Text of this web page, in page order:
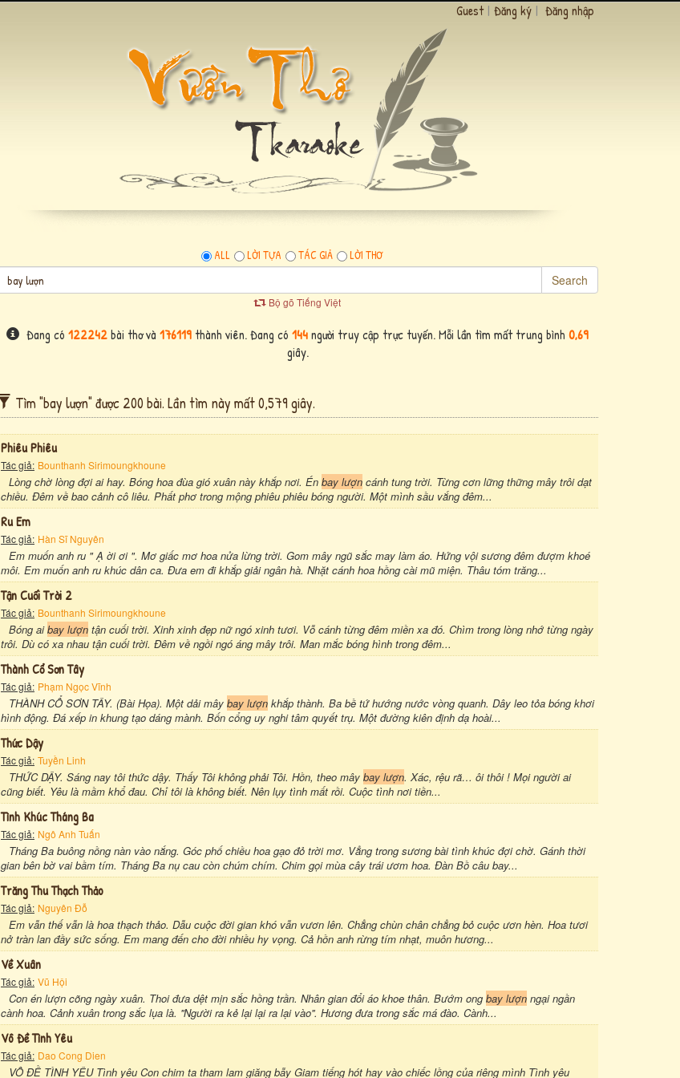
Guest | Đăng ký | Đăng nhập
ALL LỜI TỰA TÁC GIẢ LỜI THƠ
Search
Bộ gõ Tiếng Việt
Đang có 122242bài thơ và 176119 thành viên. Đang có 144người truy cập trực tuyến. Mỗi lần tìm mất trung bình 0,69
giây.
Tìm "bay lượn" được 200 bài. Lần tìm này mất 0,579 giây.
Phiêu Phiêu
Tác giả: Bounthanh Sirimoungkhoune
Lòng chờ lòng đợi ai hay. Bóng hoa đùa gió xuân này khắp nơi. Én bay lượn cánh tung trời. Từng cơn lững thững mây trôi dạt
chiều. Đêm về bao cảnh cô liêu. Phất phơ trong mộng phiêu phiêu bóng người. Một mình sầu vắng đêm...
Ru Em
Tác giả: Hàn Sĩ Nguyên
Em muốn anh ru " Ạ ời ơi ". Mơ giấc mơ hoa nửa lừng trời. Gom mây ngũ sắc may làm áo. Hứng vội sương đêm đượm khoé
môi. Em muốn anh ru khúc dân ca. Đưa em đi khắp giải ngân hà. Nhặt cánh hoa hồng cài mũ miện. Thâu tóm trăng...
Tận Cuối Trời 2
Tác giả: Bounthanh Sirimoungkhoune
Bóng aibay lượn tận cuối trời. Xinh xinh đẹp nữ ngó xinh tươi. Vỗ cánh từng đêm miền xa đó. Chìm trong lòng nhớ từng ngày
trôi. Dù có xa nhau tận cuối trời. Đêm về ngồi ngó áng mây trôi. Man mắc bóng hình trong đêm...
Thành Cổ Sơn Tây
Tác giả: Phạm Ngọc Vĩnh
THÀNH CỔ SƠN TÂY. (Bài Họa). Một dải mây bay lượn khắp thành. Ba bề tứ hướng nước vòng quanh. Dây leo tỏa bóng khơi
hình động. Đá xếp in khung tạo dáng mành. Bốn cổng uy nghi tâm quyết trụ. Một đường kiên định dạ hoài...
Thức Dậy
Tác giả: Tuyền Linh
THỨC DẬY. Sáng nay tôi thức dậy. Thấy Tôi không phải Tôi. Hồn, theo mây bay lượn. Xác, rệu rã… ôi thôi ! Mọi người ai
cũng biết. Yêu là mầm khổ đau. Chỉ tôi là không biết. Nên lụy tình mất rồi. Cuộc tình nơi tiền...
Tình Khúc Tháng Ba
Tác giả: Ngô Anh Tuấn
Tháng Ba buông nồng nàn vào nắng. Góc phố chiều hoa gạo đỏ trời mơ. Vẳng trong sương bài tình khúc đợi chờ. Gánh thời
gian bên bờ vai bầm tím. Tháng Ba nụ cau còn chúm chím. Chim gọi mùa cây trái ươm hoa. Đàn Bồ câu bay...
Trăng Thu Thạch Thảo
Tác giả: Nguyên Đỗ
Em vẫn thế vẫn là hoa thạch thảo. Dẫu cuộc đời gian khó vẫn vươn lên. Chẳng chùn chân chẳng bỏ cuộc ươn hèn. Hoa tươi
nở tràn lan đầy sức sống. Em mang đến cho đời nhiều hy vọng. Cả hồn anh rừng tím nhạt, muôn hương...
Về Xuân
Tác giả: Vũ Hội
Con én lượn cõng ngày xuân. Thoi đưa dệt mịn sắc hồng trần. Nhân gian đổi áo khoe thân. Bướm ong bay lượn ngại ngần
cành hoa. Cảnh xuân trong sắc lụa là. ''Người ra kẻ lại lại ra lại vào''. Hương đưa trong sắc má đào. Cành...
Vô Đề Tình Yêu
Tác giả: Dao Cong Dien
VÔ ĐỀ TÌNH YÊU Tình yêu Con chim ta tham lam giăng bẫy Giam tiếng hót hay vào chiếc lồng của riêng mình Tình yêu